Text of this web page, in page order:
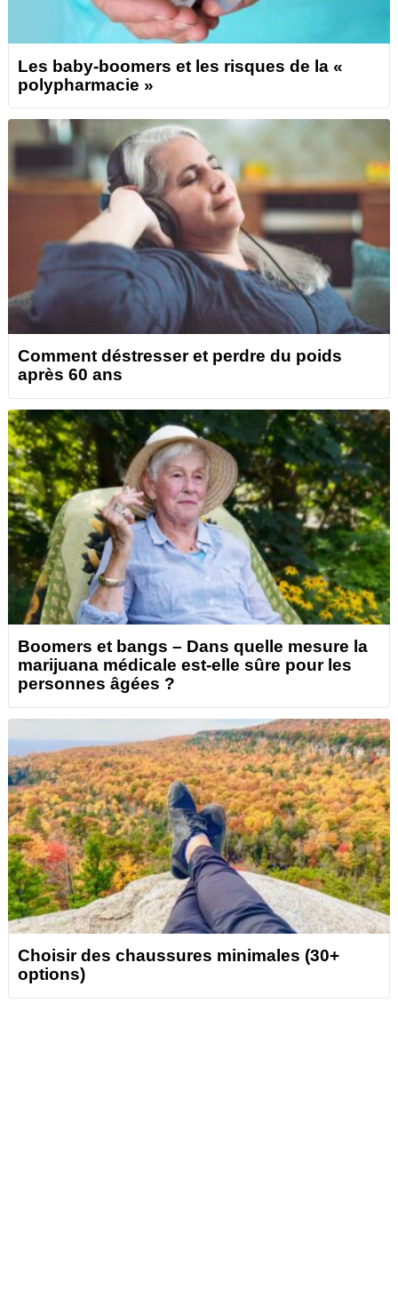
Les baby-boomers et les risques de la «
polypharmacie »
Comment déstresser et perdre du poids
après 60 ans
Boomers et bangs – Dans quelle mesure la
marijuana médicale est-elle sûre pour les
personnes âgées ?
Choisir des chaussures minimales (30+
options)